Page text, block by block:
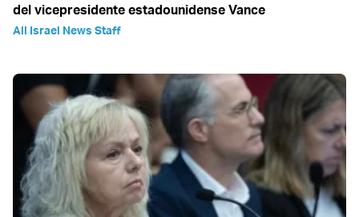
del vicepresidente estadounidense Vance
All Israel News Staff